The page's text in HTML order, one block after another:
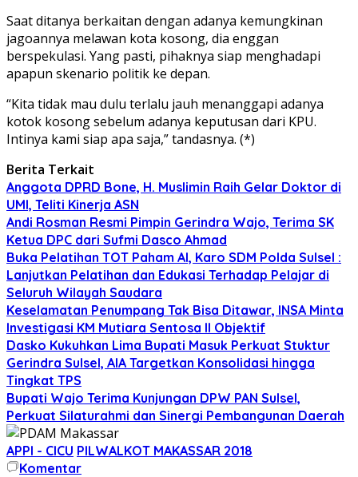
Saat ditanya berkaitan dengan adanya kemungkinan
jagoannya melawan kota kosong, dia enggan
berspekulasi. Yang pasti, pihaknya siap menghadapi
apapun skenario politik ke depan.
“Kita tidak mau dulu terlalu jauh menanggapi adanya
kotok kosong sebelum adanya keputusan dari KPU.
Intinya kami siap apa saja,” tandasnya. (*)
Berita Terkait
Anggota DPRD Bone, H. Muslimin Raih Gelar Doktor di
UMI, Teliti Kinerja ASN
Andi Rosman Resmi Pimpin Gerindra Wajo, Terima SK
Ketua DPC dari Sufmi Dasco Ahmad
Buka Pelatihan TOT Paham AI, Karo SDM Polda Sulsel :
Lanjutkan Pelatihan dan Edukasi Terhadap Pelajar di
Seluruh Wilayah Saudara
Keselamatan Penumpang Tak Bisa Ditawar, INSA Minta
Investigasi KM Mutiara Sentosa II Objektif
Dasko Kukuhkan Lima Bupati Masuk Perkuat Stuktur
Gerindra Sulsel, AIA Targetkan Konsolidasi hingga
Tingkat TPS
Bupati Wajo Terima Kunjungan DPW PAN Sulsel,
Perkuat Silaturahmi dan Sinergi Pembangunan Daerah
APPI - CICU PILWALKOT MAKASSAR 2018
Komentar